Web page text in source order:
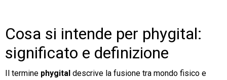
Cosa si intende per phygital:
significato e definizione
Il termine phygital descrive la fusione tra mondo fisico e